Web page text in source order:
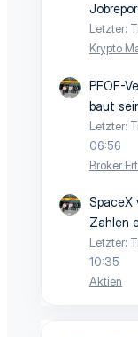
Letzter:
Krypto
PFOF-
baut
Letzter:
06:56
Broker
SpaceX
Zahlen
Letzter:
10:35
Aktien